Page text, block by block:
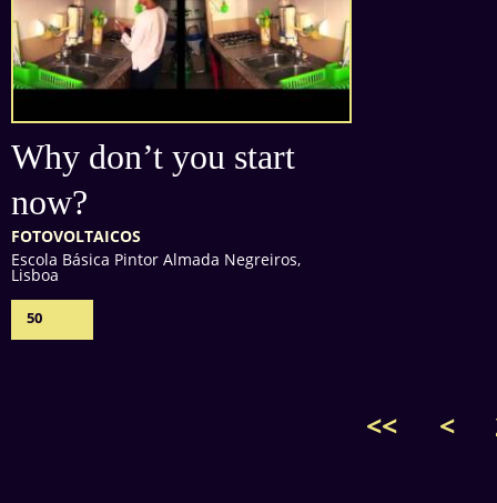
Why don’t you start
now?
FOTOVOLTAICOS
Escola Básica Pintor Almada Negreiros,
Lisboa
50
<< <